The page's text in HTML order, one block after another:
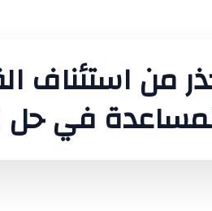
من استئناف
في حل